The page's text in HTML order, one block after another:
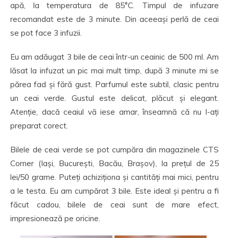
apă, la temperatura de 85°C. Timpul de infuzare
recomandat este de 3 minute. Din aceeași perlă de ceai
se pot face 3 infuzii.
Eu am adăugat 3 bile de ceai într-un ceainic de 500 ml. Am
lăsat la infuzat un pic mai mult timp, după 3 minute mi se
părea fad și fără gust. Parfumul este subtil, clasic pentru
un ceai verde. Gustul este delicat, plăcut și elegant.
Atenție, dacă ceaiul vă iese amar, înseamnă că nu l-ați
preparat corect.
Bilele de ceai verde se pot cumpăra din magazinele CTS
Corner (Iași, București, Bacău, Brașov), la prețul de 25
lei/50 grame. Puteți achiziționa și cantități mai mici, pentru
a le testa. Eu am cumpărat 3 bile. Este ideal și pentru a fi
făcut cadou, bilele de ceai sunt de mare efect,
impresionează pe oricine.